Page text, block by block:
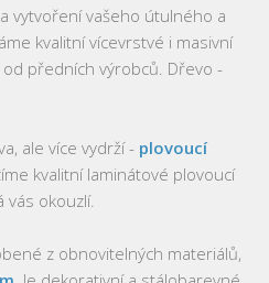
vytvoření vašeho útulného a
kvalitní vícevrstvé i masivní
předních výrobců. Dřevo -
ale více vydrží - plovoucí
kvalitní laminátové plovoucí
vás okouzlí.
z obnovitelných materiálů,